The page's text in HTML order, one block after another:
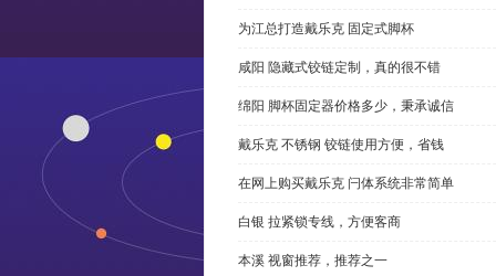
为江总打造戴乐克 固定式脚杯
咸阳 隐藏式铰链定制，真的很不错
绵阳 脚杯固定器价格多少，秉承诚信
戴乐克 不锈钢 铰链使用方便，省钱
在网上购买戴乐克 闩体系统非常简单
白银 拉紧锁专线，方便客商
本溪 视窗推荐，推荐之一